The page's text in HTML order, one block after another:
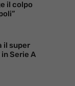
il colpo
il super
Serie A